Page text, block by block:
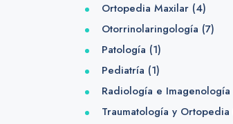
Ortopedia Maxilar(4)
Otorrinolaringología (7)
Patología (1)
Pediatría (1)
Radiología e Imagenología
Traumatología y Ortopedia